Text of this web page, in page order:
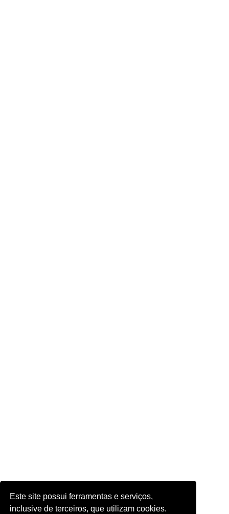
Este site possui ferramentas e serviços,
inclusive de terceiros, que utilizam cookies.